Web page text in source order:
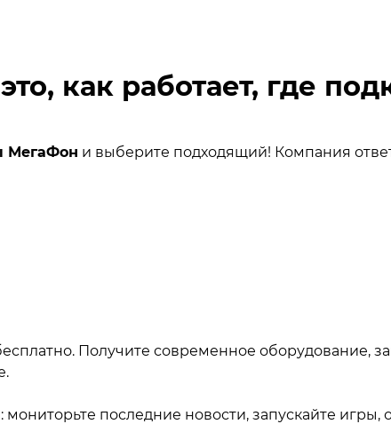
как работает, где
МегаФон и выберите подходящий! Компания
Получите современное оборудование,
мониторьте последние новости, запускайте игры,